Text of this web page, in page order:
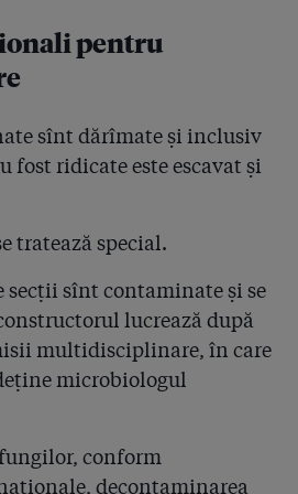
jurnalistică Hexi Pharma?
- România, 2-1, o finanțează
răspuns Ministerul Sănătății, când
ce testează doar 42 din 380 de
de pe piață!
se fură în sistemul electronic de
iese pe locul 1 în toate topurile
au jonglat spitalele cu
Suprasept plătindu-i lui
care procurorul general Augustin
de la fapte la Science Fiction
pentru
sînt dărîmate și inclusiv
fost ridicate este escavat și
tratează special.
secții sînt contaminate și se
lucrează după
multidisciplinare, în care
microbiologul
conform
decontaminarea